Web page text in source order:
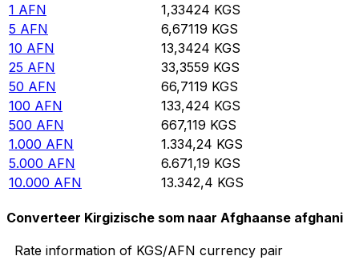
1 AFN 1,33424 KGS
5 AFN 6,67119 KGS
10 AFN 13,3424 KGS
25 AFN 33,3559 KGS
50 AFN 66,7119 KGS
100 AFN 133,424 KGS
500 AFN 667,119 KGS
1.000 AFN 1.334,24 KGS
5.000 AFN 6.671,19 KGS
10.000 AFN 13.342,4 KGS
Converteer Kirgizische som naar Afghaanse afghani
Rate information of KGS/AFN currency pair